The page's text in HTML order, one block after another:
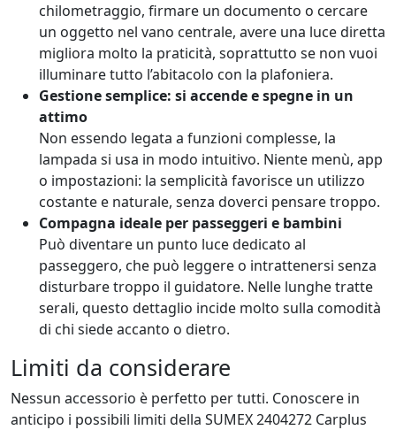
chilometraggio, firmare un documento o cercare
un oggetto nel vano centrale, avere una luce diretta
migliora molto la praticità, soprattutto se non vuoi
illuminare tutto l’abitacolo con la plafoniera.
Gestione semplice: si accende e spegne in un
attimo
Non essendo legata a funzioni complesse, la
lampada si usa in modo intuitivo. Niente menù, app
o impostazioni: la semplicità favorisce un utilizzo
costante e naturale, senza doverci pensare troppo.
Compagna ideale per passeggeri e bambini
Può diventare un punto luce dedicato al
passeggero, che può leggere o intrattenersi senza
disturbare troppo il guidatore. Nelle lunghe tratte
serali, questo dettaglio incide molto sulla comodità
di chi siede accanto o dietro.
Limiti da considerare
Nessun accessorio è perfetto per tutti. Conoscere in
anticipo i possibili limiti della SUMEX 2404272 Carplus